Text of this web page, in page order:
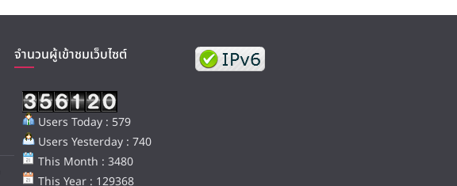
จำนวนผู้เข้าชมเว็บไซต์
Users Today : 579
Users Yesterday : 740
This Month : 3480
This Year : 129368